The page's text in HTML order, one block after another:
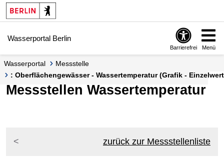
Springe zur Navigation
Springe zum Inhalt
Wasserportal Berlin
Barrierefrei Menü
Wasserportal
Messstelle
: Oberflächengewässer - Wassertemperatur (Grafik -
Messstellen Wassertemperatur
zurück zur Messstellenliste